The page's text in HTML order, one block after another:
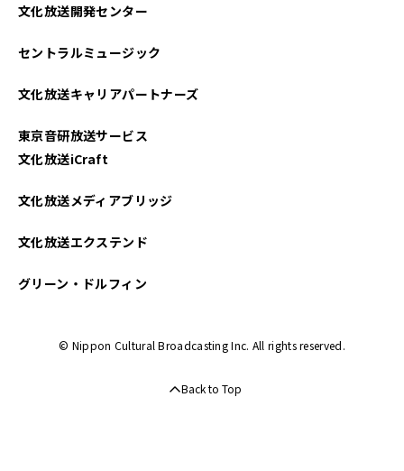
2022年06月
2022年05月
2021年12月
文化放送開発センター
セントラルミュージック
文化放送キャリアパートナーズ
東京音研放送サービス
文化放送iCraft
文化放送メディアブリッジ
文化放送エクステンド
グリーン・ドルフィン
© Nippon Cultural Broadcasting Inc. All rights reserved.
Back to Top